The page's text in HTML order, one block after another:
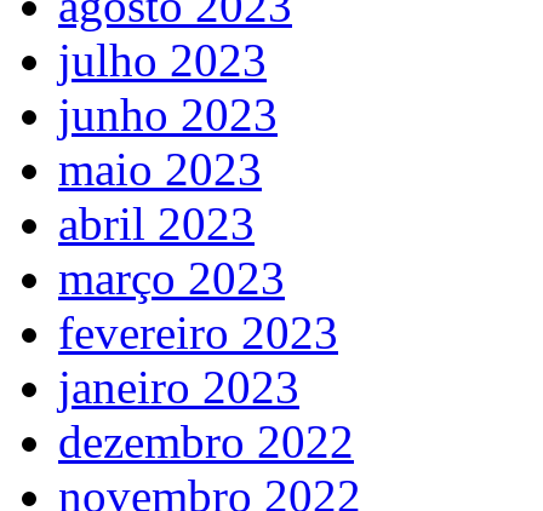
julho 2023
junho 2023
maio 2023
abril 2023
março 2023
fevereiro 2023
janeiro 2023
dezembro 2022
novembro 2022